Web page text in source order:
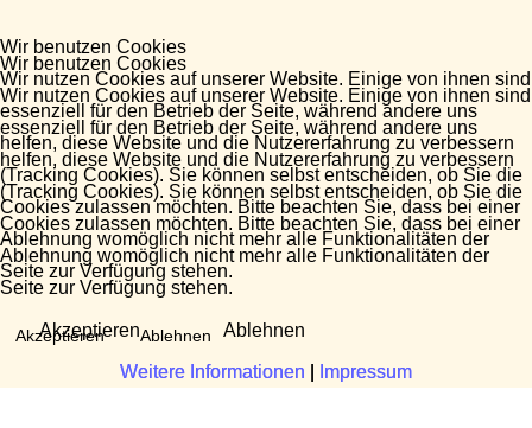
Wir benutzen Cookies
Wir nutzen Cookies auf unserer Website. Einige von ihnen sind
essenziell für den Betrieb der Seite, während andere uns
helfen, diese Website und die Nutzererfahrung zu verbessern
(Tracking Cookies). Sie können selbst entscheiden, ob Sie die
Cookies zulassen möchten. Bitte beachten Sie, dass bei einer
Ablehnung womöglich nicht mehr alle Funktionalitäten der
Seite zur Verfügung stehen.
Akzeptieren Ablehnen
Weitere Informationen Impressum
Wir benutzen Cookies
Wir nutzen Cookies auf unserer Website. Einige von ihnen sind
essenziell für den Betrieb der Seite, während andere uns
helfen, diese Website und die Nutzererfahrung zu verbessern
(Tracking Cookies). Sie können selbst entscheiden, ob Sie die
Cookies zulassen möchten. Bitte beachten Sie, dass bei einer
Ablehnung womöglich nicht mehr alle Funktionalitäten der
Seite zur Verfügung stehen.
Akzeptieren Ablehnen
Weitere Informationen Impressum